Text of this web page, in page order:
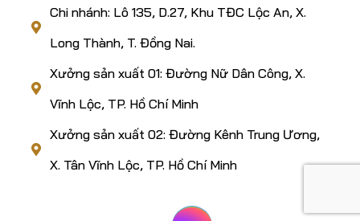
Chi nhánh: Lô 135, D.27, Khu TĐC Lộc An, X.
Long Thành, T. Đồng Nai.
Xưởng sản xuất 01: Đường Nữ Dân Công, X.
Vĩnh Lộc, TP. Hồ Chí Minh
Xưởng sản xuất 02: Đường Kênh Trung Ương,
X. Tân Vĩnh Lộc, TP. Hồ Chí Minh